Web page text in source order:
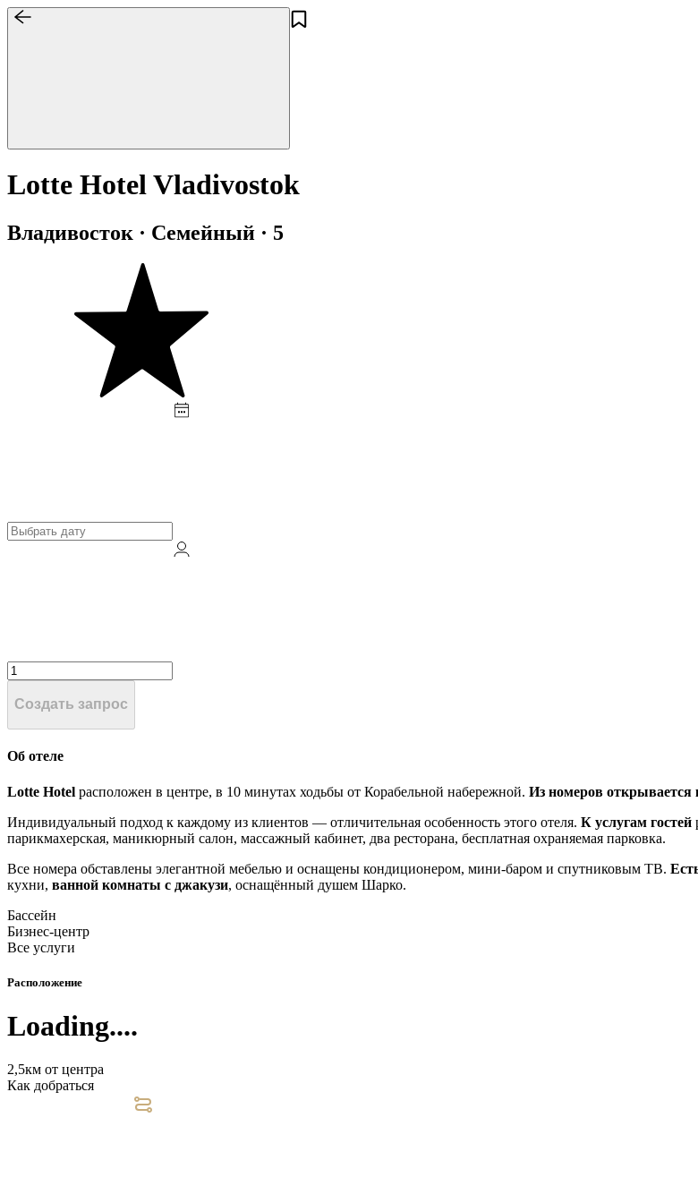
Lotte Hotel Vladivostok
Владивосток · Семейный · 5
Создать запрос
Об отеле
Lotte Hotel расположен в центре, в 10 минутах ходьбы от Корабельной набережной. Из номеров открывается
Индивидуальный подход к каждому из клиентов — отличительная особенность этого отеля. К услугам гостей
парикмахерская, маникюрный салон, массажный кабинет, два ресторана, бесплатная охраняемая парковка.
Все номера обставлены элегантной мебелью и оснащены кондиционером, мини-баром и спутниковым ТВ.
кухни, ванной комнаты с джакузи, оснащённый душем Шарко.
Бассейн
Бизнес-центр
Все услуги
Расположение
Loading....
2,5км от центра
Как добраться